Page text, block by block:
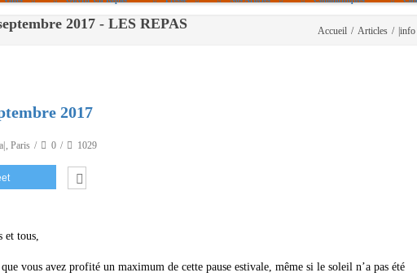
Paris
Montpellier
Nantes
Tours
Politique De Cookies (UE)
2017 - LES REPAS
Accueil / Articles / |info
2017
, Paris 0 1029
et tous,
vous avez profité un maximum de cette pause estivale, même si le soleil n’a pas été